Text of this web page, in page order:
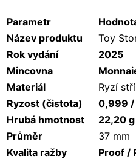
Parametr
Název produktu
Toy
Rok vydání
2025
Mincovna
Materiál
Ryzí
Ryzost (čistota)
0,999 /
Hrubá hmotnost
22,20 g
Průměr
37 mm
Kvalita ražby
Proof /